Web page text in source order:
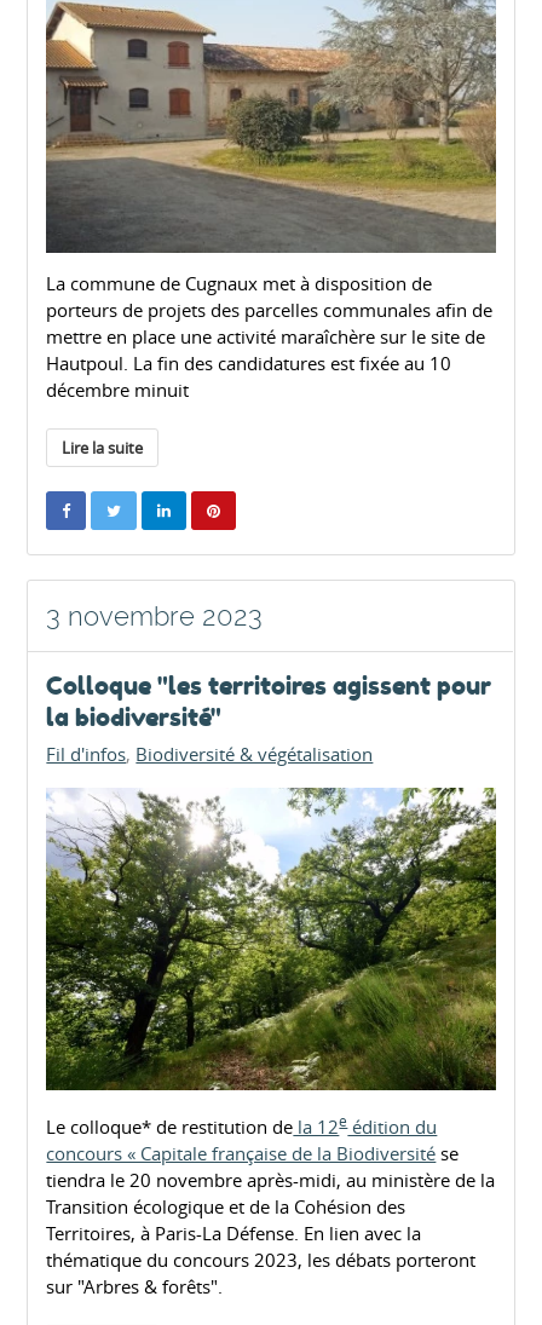
La commune de Cugnaux met à disposition de
porteurs de projets des parcelles communales afin de
mettre en place une activité maraîchère sur le site de
Hautpoul. La fin des candidatures est fixée au 10
décembre minuit
Lire la suite
3 novembre 2023
Colloque "les territoires agissent pour
la biodiversité"
Fil d'infos Biodiversité & végétalisation
Le colloque* de restitution de la 12eédition du
concours « Capitale française de la Biodiversité se
tiendra le 20 novembre après-midi, au ministère de la
Transition écologique et de la Cohésion des
Territoires, à Paris-La Défense. En lien avec la
thématique du concours 2023, les débats porteront
sur "Arbres & forêts".